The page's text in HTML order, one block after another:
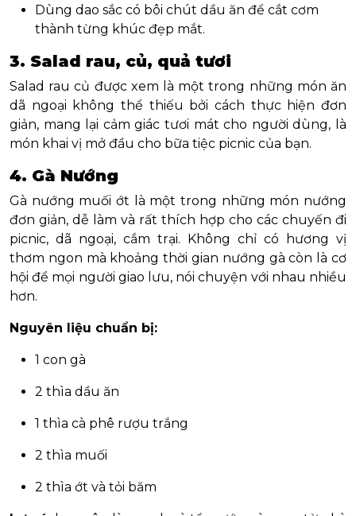
Dùng dao sắc có bôi chút dầu ăn để cắt cơm
thành từng khúc đẹp mắt.
3. Salad rau, củ, quả tươi
Salad rau củ được xem là một trong những món ăn
dã ngoại không thể thiếu bởi cách thực hiện đơn
giản, mang lại cảm giác tươi mát cho người dùng, là
món khai vị mở đầu cho bữa tiệc picnic của bạn.
4. Gà Nướng
Gà nướng muối ớt là một trong những món nướng
đơn giản, dễ làm và rất thích hợp cho các chuyến đi
picnic, dã ngoại, cắm trại. Không chỉ có hương vị
thơm ngon mà khoảng thời gian nướng gà còn là cơ
hội để mọi người giao lưu, nói chuyện với nhau nhiều
hơn.
Nguyên liệu chuẩn bị:
1 con gà
2 thìa dầu ăn
1 thìa cà phê rượu trắng
2 thìa muối
2 thìa ớt và tỏi băm